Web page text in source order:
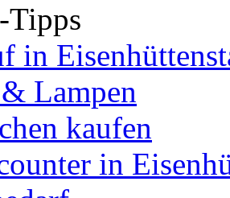
Tipps
in
Lampen
kaufen
in